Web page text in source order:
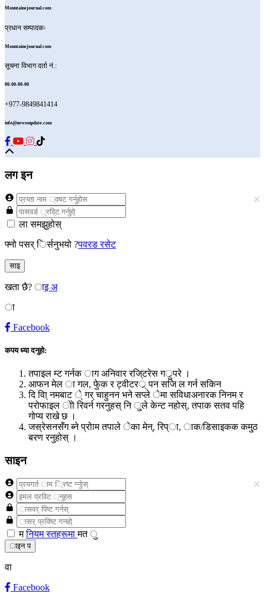
Mountainejournal.com
प्रधान सम्पादकः
Mountainejournal.com
सूचना विभाग दर्ता नं.:
00-00-00-00
+977-9849841414
info@newssupdate.com
लग इन
×
ला समझुहोस्
फ्नो पसर् िर्सनुभयो ?पवरड रसेट
साइ
खता छै?ाइ अ
ा
Facebook
कपय ध्या दनुहो:
तपाइल म्ट गर्नक ाग अनिवार रजि्टरेस गर्ुपरे ।
आफन मेल ा गल, फेुक र ट्वीटरर्् पन सजि ल गर्न सकिन
दि वा्ि नमबाट े् गर् चाहुनन भने सप्ले ेमा सविधाअनारक निनम र
परोफाइल ोो रिवर्न गरनुहस् नि ु्ले केन्ट नहोस्, तपाक सतव पहि
गोप्य राखे छ ।
जस्रेसनसँग ब्ने प्रोाम तपाले ेका मेन्, रिप्ा, ाक/डिसाइकक कमु्ठ
बरण रनुहोस् ।
साइन
×
मनियम स्तहरूमामत ु
ाइन प
वा
Facebook